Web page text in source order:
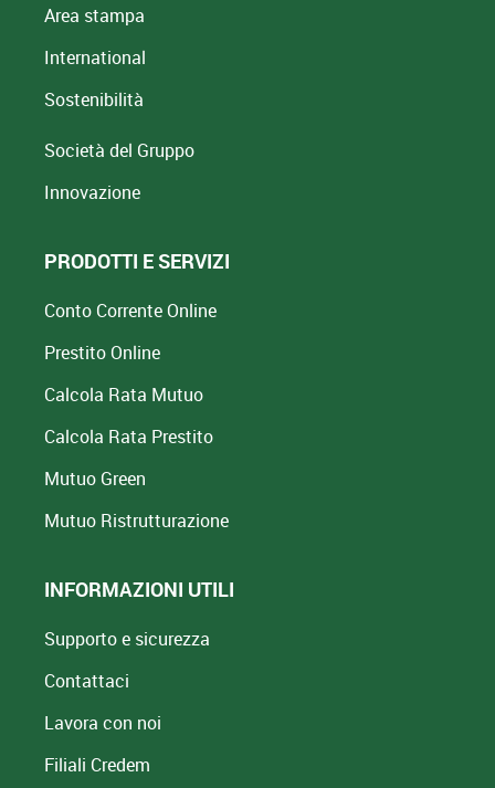
Area stampa
International
Sostenibilità
Società del Gruppo
Innovazione
PRODOTTI E SERVIZI
Conto Corrente Online
Prestito Online
Calcola Rata Mutuo
Calcola Rata Prestito
Mutuo Green
Mutuo Ristrutturazione
INFORMAZIONI UTILI
Supporto e sicurezza
Contattaci
Lavora con noi
Filiali Credem